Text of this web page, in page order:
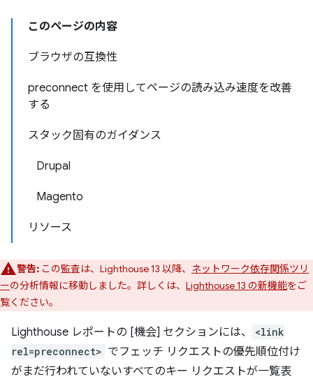
このページの内容
ブラウザの互換性
preconnect を使用してページの読み込み速度を改善
する
スタック固有のガイダンス
Drupal
Magento
リソース
警告: この監査は、Lighthouse 13 以降、 ネットワーク依存関係ツリ
ーの分析情報に移動しました。詳しくは、 Lighthouse 13 の新機能をご
覧ください。
Lighthouse レポートの [機会] セクションには、
<link
rel=preconnect> でフェッチ リクエストの優先順位付け
がまだ行われていないすべてのキー リクエストが一覧表